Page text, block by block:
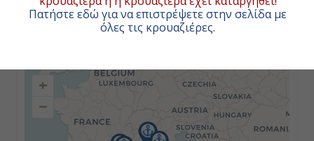
Πατήστε εδώ για να επιστρέψετε στην σελίδα με
όλες τις κρουαζιέρες.
Ημέρα 4η
ΧΑΡΤΗΣ ΚΡΟΥΑΖΙΕΡΑΣ
+
−